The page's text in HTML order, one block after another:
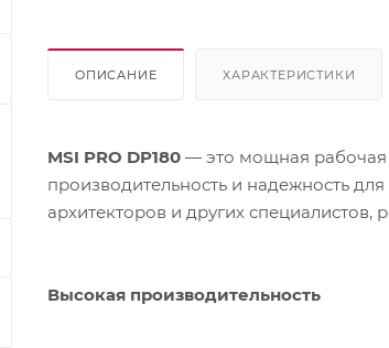
ОПИСАНИЕ ХАРАКТЕРИСТИКИ
MSI PRO DP180 — это мощная рабочая
производительность и надежность
архитекторов и других
Высокая производительность